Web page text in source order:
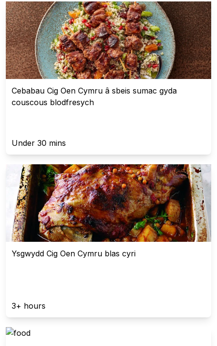
Cebabau Cig Oen Cymru â sbeis sumac gyda
couscous blodfresych
Under 30 mins
Ysgwydd Cig Oen Cymru blas cyri
3+ hours